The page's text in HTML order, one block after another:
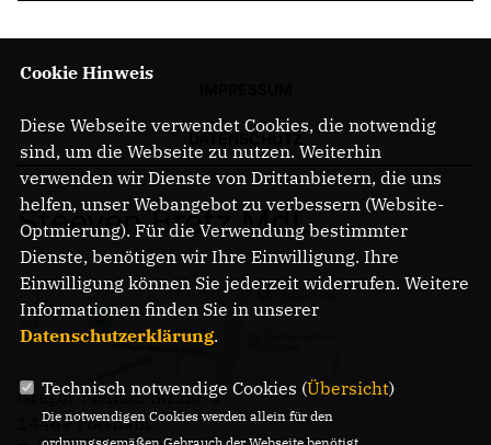
Steeven Bretz MdL
Gregor-Mendel-Straße 3
14469 Potsdam
Cookie Hinweis
Diese Webseite verwendet Cookies, die notwendig
sind, um die Webseite zu nutzen. Weiterhin
verwenden wir Dienste von Drittanbietern, die uns
helfen, unser Webangebot zu verbessern (Website-
Optmierung). Für die Verwendung bestimmter
Dienste, benötigen wir Ihre Einwilligung. Ihre
Einwilligung können Sie jederzeit widerrufen. Weitere
Informationen finden Sie in unserer
Datenschutzerklärung.
Technisch notwendige Cookies (Übersicht)
Die notwendigen Cookies werden allein für den